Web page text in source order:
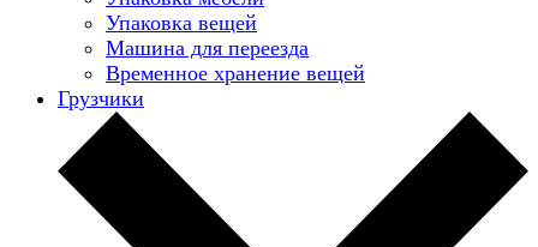
Упаковка вещей
Машина для переезда
Временное хранение вещей
Грузчики